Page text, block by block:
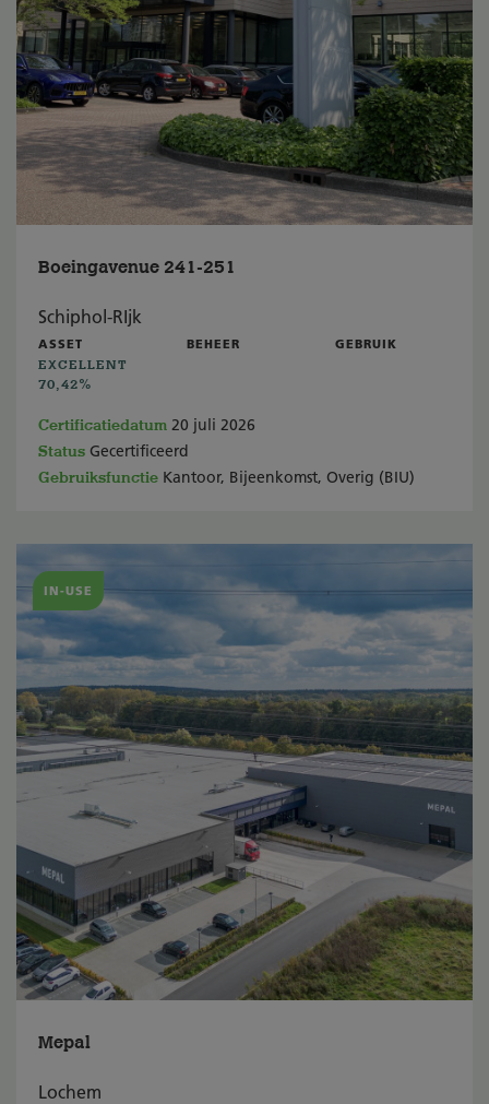
Boeingavenue 241-251
Schiphol-RIjk
ASSET
EXCELLENT
70,42%
BEHEER GEBRUIK
Certificatiedatum 20 juli 2026
Status Gecertificeerd
Gebruiksfunctie Kantoor, Bijeenkomst, Overig (BIU)
IN-USE
Mepal
Lochem